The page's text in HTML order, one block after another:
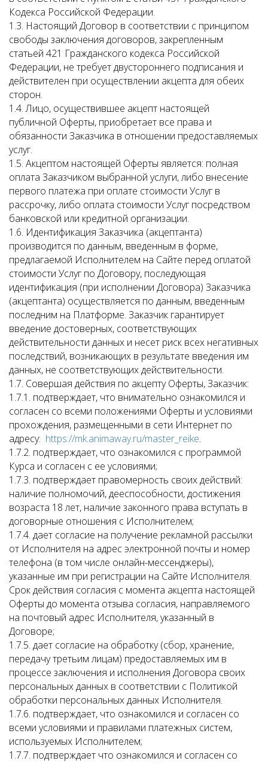
Кодекса Российской Федерации.
1.3. Настоящий Договор в соответствии с принципом
свободы заключения договоров, закрепленным
статьей 421 Гражданского кодекса Российской
Федерации, не требует двустороннего подписания и
действителен при осуществлении акцепта для обеих
сторон.
1.4. Лицо, осуществившее акцепт настоящей
публичной Оферты, приобретает все права и
обязанности Заказчика в отношении предоставляемых
услуг.
1.5. Акцептом настоящей Оферты является: полная
оплата Заказчиком выбранной услуги, либо внесение
первого платежа при оплате стоимости Услуг в
рассрочку, либо оплата стоимости Услуг посредством
банковской или кредитной организации.
1.6. Идентификация Заказчика (акцептанта)
производится по данным, введенным в форме,
предлагаемой Исполнителем на Сайте перед оплатой
стоимости Услуг по Договору, последующая
идентификация (при исполнении Договора) Заказчика
(акцептанта) осуществляется по данным, введенным
последним на Платформе. Заказчик гарантирует
введение достоверных, соответствующих
действительности данных и несет риск всех негативных
последствий, возникающих в результате введения им
данных, не соответствующих действительности.
1.7. Совершая действия по акцепту Оферты, Заказчик:
1.7.1. подтверждает, что внимательно ознакомился и
согласен со всеми положениями Оферты и условиями
прохождения, размещенными в сети Интернет по
адресу: https://mk.animaway.ru/master_reike.
1.7.2. подтверждает, что ознакомился с программой
Курса и согласен с ее условиями;
1.7.3. подтверждает правомерность своих действий:
наличие полномочий, дееспособности, достижения
возраста 18 лет, наличие законного права вступать в
договорные отношения с Исполнителем;
1.7.4. дает согласие на получение рекламной рассылки
от Исполнителя на адрес электронной почты и номер
телефона (в том числе онлайн-мессенджеры),
указанные им при регистрации на Сайте Исполнителя.
Срок действия согласия с момента акцепта настоящей
Оферты до момента отзыва согласия, направляемого
на почтовый адрес Исполнителя, указанный в
Договоре;
1.7.5. дает согласие на обработку (сбор, хранение,
передачу третьим лицам) предоставляемых им в
процессе заключения и исполнения Договора своих
персональных данных в соответствии с Политикой
обработки персональных данных Исполнителя.
1.7.6. подтверждает, что ознакомился и согласен со
всеми условиями и правилами платежных систем,
используемых Исполнителем;
1.7.7. подтверждает что ознакомился и согласен со